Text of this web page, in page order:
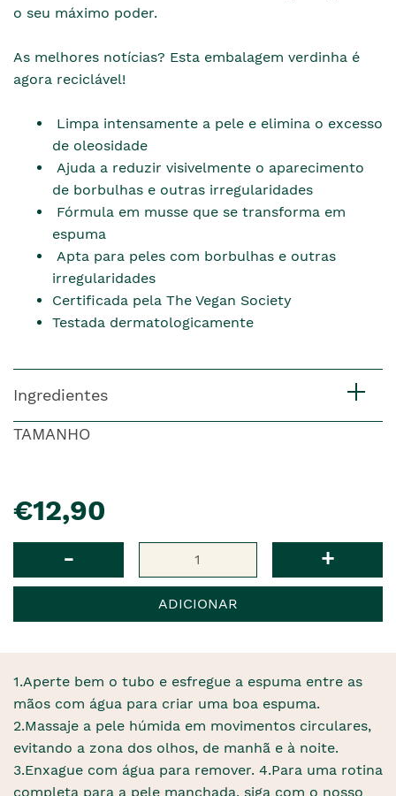
o seu máximo poder.
As melhores notícias? Esta embalagem verdinha é
agora reciclável!
Limpa intensamente a pele e elimina o excesso
de oleosidade
Ajuda a reduzir visivelmente o aparecimento
de borbulhas e outras irregularidades
Fórmula em musse que se transforma em
espuma
Apta para peles com borbulhas e outras
irregularidades
Certificada pela The Vegan Society
Testada dermatologicamente
Ingredientes
TAMANHO
€12,90
- +
ADICIONAR
1.Aperte bem o tubo e esfregue a espuma entre as
mãos com água para criar uma boa espuma.
2.Massaje a pele húmida em movimentos circulares,
evitando a zona dos olhos, de manhã e à noite.
3.Enxague com água para remover. 4.Para uma rotina
completa para a pele manchada, siga com o nosso